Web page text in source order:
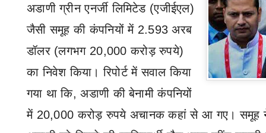
अडाणी ग्रीन एनर्जी लिमिटेड (एजीईएल)
जैसी समूह की कंपनियों में 2.593 अरब
डॉलर (लगभग 20,000 करोड़ रुपये)
का निवेश किया। रिपोर्ट में सवाल किया
गया था कि,अडाणी की बेनामी कंपनियों
में 20,000 करोड़ रुपये अचानक कहां से आ गए। समूह